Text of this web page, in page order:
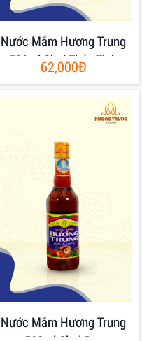
Nước Mắm Hương Trung
500ml Chai Thủy Tinh
62,000Đ
Nước Mắm Hương Trung